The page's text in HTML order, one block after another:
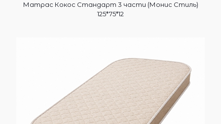
Матрас Кокос Стандарт 3 части (Монис Стиль)
125*75*12